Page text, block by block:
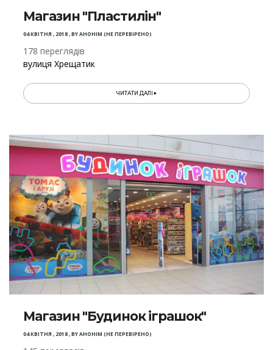
Магазин "Пластилін"
04 КВІТНЯ , 2018,BYАНОНІМ (НЕ ПЕРЕВІРЕНО)
178 переглядів
вулиця Хрещатик
ЧИТАТИ ДАЛІ
Магазин "Будинок іграшок"
04 КВІТНЯ , 2018,BYАНОНІМ (НЕ ПЕРЕВІРЕНО)